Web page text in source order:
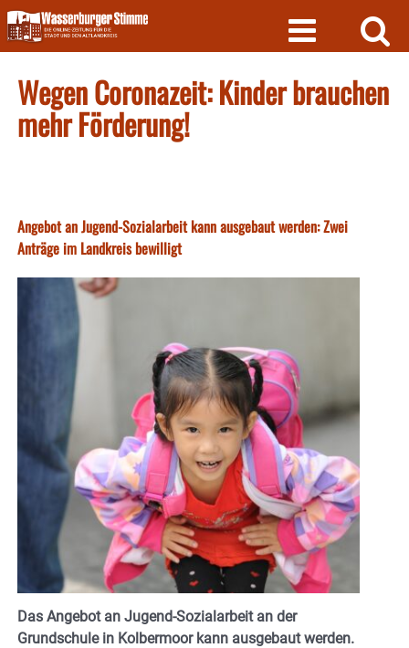
Skip
to
content
Wegen Coronazeit: Kinder brauchen
mehr Förderung!
Angebot an Jugend-Sozialarbeit kann ausgebaut werden: Zwei
Anträge im Landkreis bewilligt
Das Angebot an Jugend-Sozialarbeit an der
Grundschule in Kolbermoor kann ausgebaut werden.